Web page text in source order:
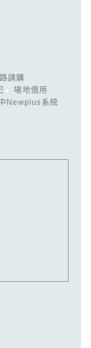
請購
場地借用
Newplus系統